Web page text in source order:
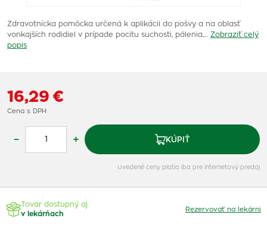
Zdravotnícka pomôcka určená k aplikácii do pošvy a na oblasť
vonkajších rodidiel v prípade pocitu suchosti, pálenia,…
Zobraziť celý
popis
16,29 €
Cena s DPH
– + KÚPIŤ
Uvedené ceny platia iba pre internetový predaj
Tovar dostupný aj
v lekárňach
Rezervovať na lekárni